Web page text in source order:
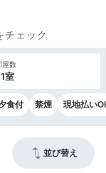
チェック
屋数
室
食付 禁煙 現地払い
並び替え